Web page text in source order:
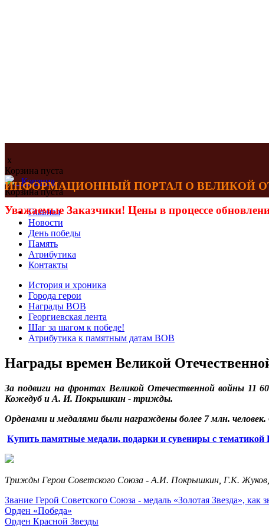
x
Корзина пуста
Корзина
Корзина пуста
ИНФОРМАЦИОННЫЙ ПОРТАЛ О ВЕЛИКОЙ
Уважаемые Заказчики! Цены в процессе
Главная
Новости
День победы
Память
Атрибутика
Контакты
История и хроника
Города герои
Награды ВОВ
Георгиевская лента
Шаг за шагом к победе!
Атрибутика к памятным датам ВОВ
Награды времен Великой
За подвиги на фронтах Великой Отечественной войны 11
Кожедуб и А. И. Покрышкин - трижды.
Орденами и медалями были награждены более 7 млн.
Купить памятные медали, подарки и сувениры с
Трижды Герои Советского Союза - А.И. Покрышкин, Г.К.
Звание Герой Советского Союза - медаль «Золотая Звезда», как
Орден «Победа»
Орден Красной Звезды